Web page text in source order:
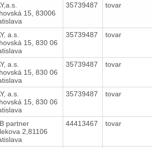
15, 83006
35739487 tovar
a.s.
15, 830 06
35739487 tovar
a.s.
15, 830 06
35739487 tovar
a.s.
15, 830 06
35739487 tovar
partner
2,81106
44413467 tovar